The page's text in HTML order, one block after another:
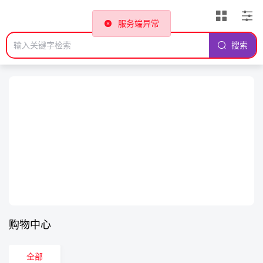
搜索
购物中心
全部
服务端异常